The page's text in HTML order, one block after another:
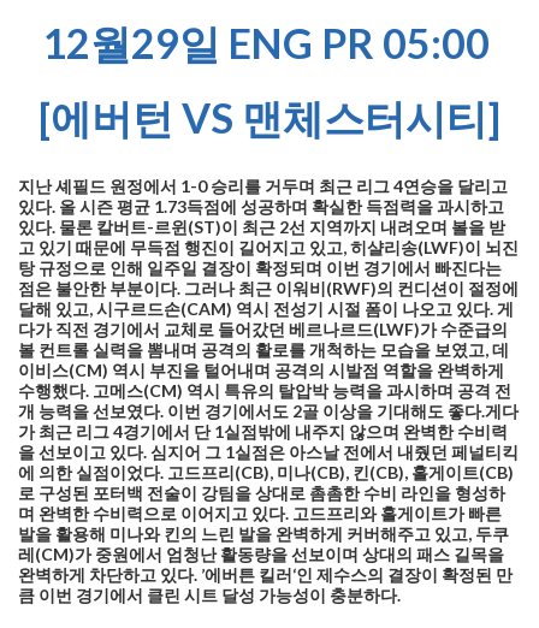
12월29일 ENG PR 05:00
[에버턴 VS 맨체스터시티]
지난 셰필드 원정에서 1-0 승리를 거두며 최근 리그 4연승을 달리고
있다. 올 시즌 평균 1.73득점에 성공하며 확실한 득점력을 과시하고
있다. 물론 칼버트-르윈(ST)이 최근 2선 지역까지 내려오며 볼을 받
고 있기 때문에 무득점 행진이 길어지고 있고, 히샬리송(LWF)이 뇌진
탕 규정으로 인해 일주일 결장이 확정되며 이번 경기에서 빠진다는
점은 불안한 부분이다. 그러나 최근 이워비(RWF)의 컨디션이 절정에
달해 있고, 시구르드손(CAM) 역시 전성기 시절 폼이 나오고 있다. 게
다가 직전 경기에서 교체로 들어갔던 베르나르드(LWF)가 수준급의
볼 컨트롤 실력을 뽐내며 공격의 활로를 개척하는 모습을 보였고, 데
이비스(CM) 역시 부진을 털어내며 공격의 시발점 역할을 완벽하게
수행했다. 고메스(CM) 역시 특유의 탈압박 능력을 과시하며 공격 전
개 능력을 선보였다. 이번 경기에서도 2골 이상을 기대해도 좋다.게다
가 최근 리그 4경기에서 단 1실점밖에 내주지 않으며 완벽한 수비력
을 선보이고 있다. 심지어 그 1실점은 아스날 전에서 내줬던 페널티킥
에 의한 실점이었다. 고드프리(CB), 미나(CB), 킨(CB), 홀게이트(CB)
로 구성된 포터백 전술이 강팀을 상대로 촘촘한 수비 라인을 형성하
며 완벽한 수비력으로 이어지고 있다. 고드프리와 홀게이트가 빠른
발을 활용해 미나와 킨의 느린 발을 완벽하게 커버해주고 있고, 두쿠
레(CM)가 중원에서 엄청난 활동량을 선보이며 상대의 패스 길목을
완벽하게 차단하고 있다. ’에버튼 킬러‘인 제수스의 결장이 확정된 만
큼 이번 경기에서 클린 시트 달성 가능성이 충분하다.